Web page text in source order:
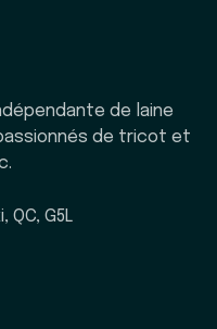
de laine
de tricot et
QC, G5L